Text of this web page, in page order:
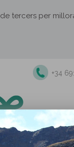
tercers per
+34